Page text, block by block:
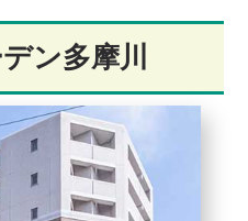
ン多摩川